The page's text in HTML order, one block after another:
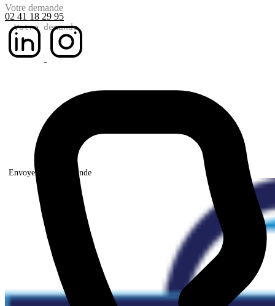
Votre demande
Envoyer votre demande
02 41 18 29 95